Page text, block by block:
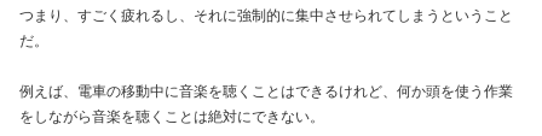
つまり、すごく疲れるし、それに強制的に集中させられてしまうということ
だ。
例えば、電車の移動中に音楽を聴くことはできるけれど、何か頭を使う作業
をしながら音楽を聴くことは絶対にできない。